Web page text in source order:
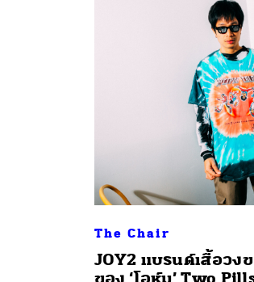
The Chair
JOY2 แบรนด์เสื้อวง